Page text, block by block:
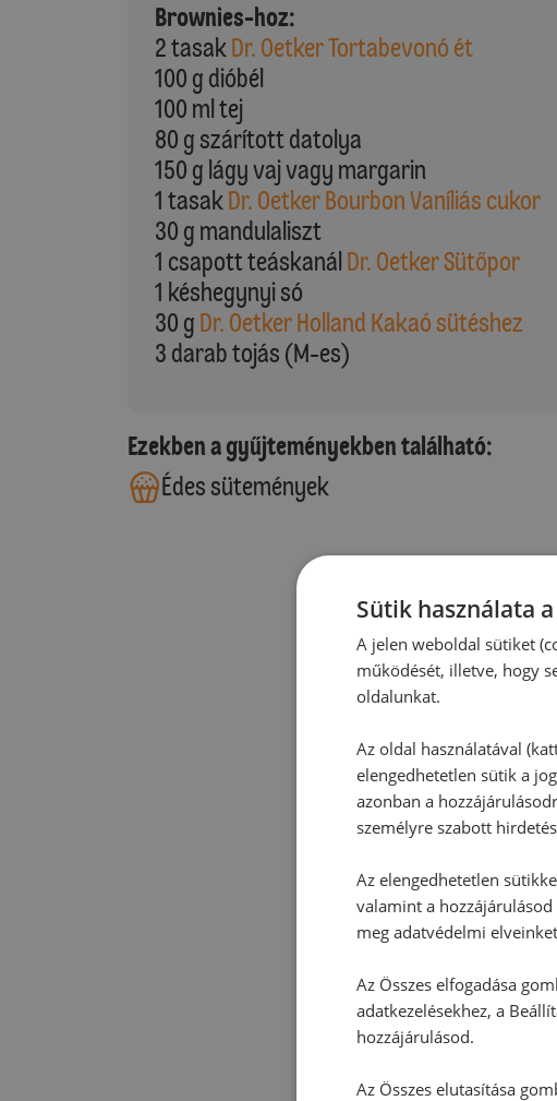
Brownies-hoz:
2 tasakDr. Oetker Tortabevonó ét
100 g dióbél
100 ml tej
80 g szárított datolya
150 g lágy vaj vagy margarin
1 tasakDr. Oetker Bourbon Vaníliás cukor
30 g mandulaliszt
1 csapott teáskanálDr. Oetker Sütőpor
1 késhegynyi só
30 g Dr. Oetker Holland Kakaó sütéshez
3 darab tojás (M-es)
Ezekben a gyűjteményekben található:
Édes sütemények
Sütik használata
A jelen weboldal sütiket
működését, illetve, hogy
oldalunkat.
Az oldal használatával
elengedhetetlen sütik a
azonban a
személyre szabott
Az elengedhetetlen
valamint a
meg adatvédelmi
Az Összes elfogadása
adatkezelésekhez, a
hozzájárulásod.
Az Összes elutasítása